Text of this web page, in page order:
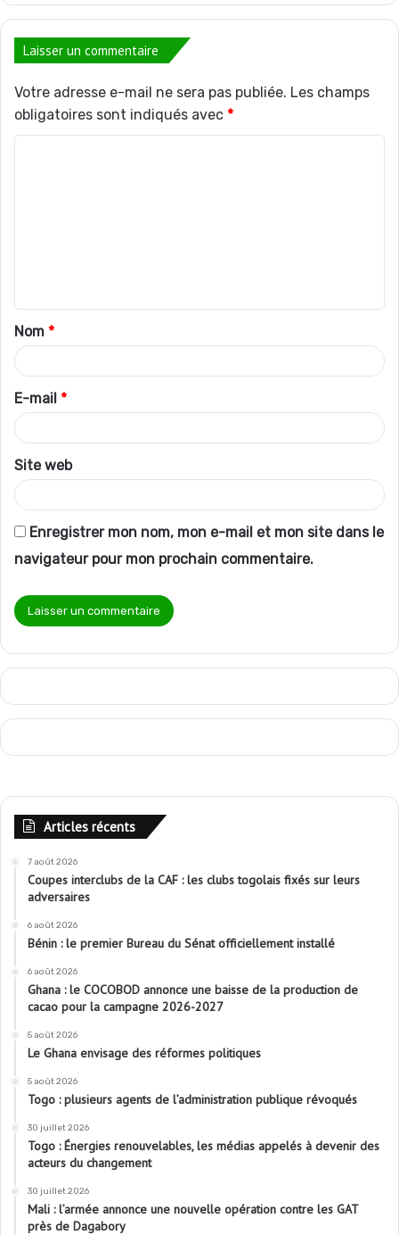
Laisser un commentaire
Votre adresse e-mail ne sera pas publiée. Les champs
obligatoires sont indiqués avec *
t
a
i
r
e
*
Nom *
E-mail *
Site web
Enregistrer mon nom, mon e-mail et mon site dans le
navigateur pour mon prochain commentaire.
Articles récents
7 août 2026
Coupes interclubs de la CAF : les clubs togolais fixés sur leurs
adversaires
6 août 2026
Bénin : le premier Bureau du Sénat officiellement installé
6 août 2026
Ghana : le COCOBOD annonce une baisse de la production de
cacao pour la campagne 2026-2027
5 août 2026
Le Ghana envisage des réformes politiques
5 août 2026
Togo : plusieurs agents de l’administration publique révoqués
30 juillet 2026
Togo : Énergies renouvelables, les médias appelés à devenir des
acteurs du changement
30 juillet 2026
Mali : l’armée annonce une nouvelle opération contre les GAT
près de Dagabory